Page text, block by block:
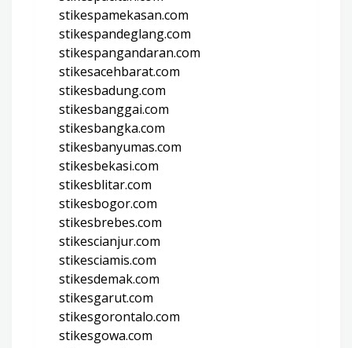
stikespamekasan.com
stikespandeglang.com
stikespangandaran.com
stikesacehbarat.com
stikesbadung.com
stikesbanggai.com
stikesbangka.com
stikesbanyumas.com
stikesbekasi.com
stikesblitar.com
stikesbogor.com
stikesbrebes.com
stikescianjur.com
stikesciamis.com
stikesdemak.com
stikesgarut.com
stikesgorontalo.com
stikesgowa.com